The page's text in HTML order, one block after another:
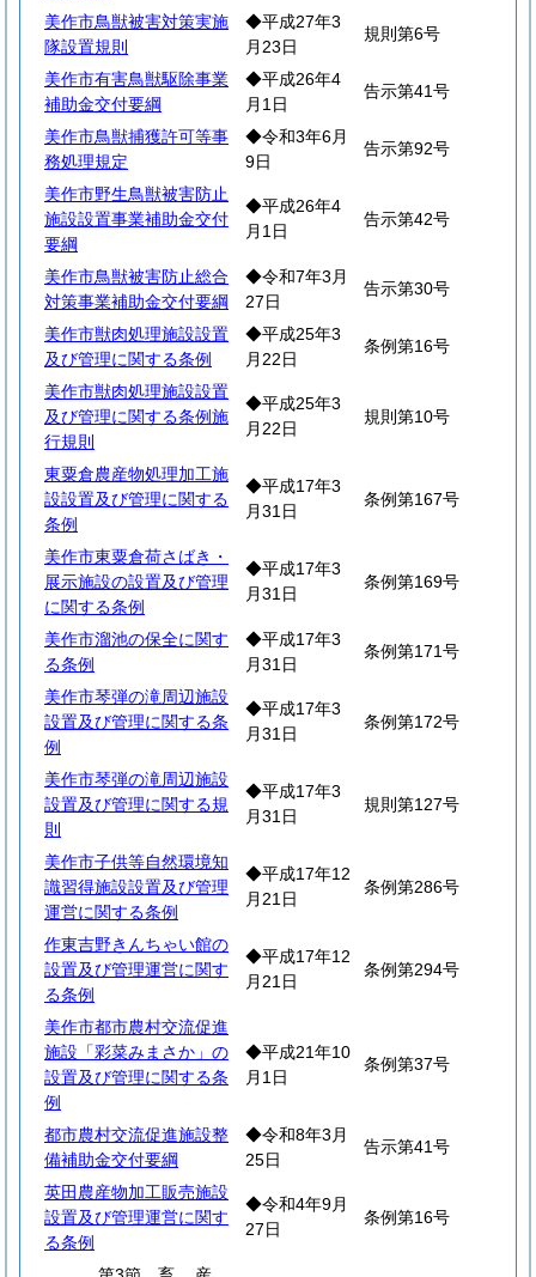
美作市鳥獣被害対策実施
隊設置規則
◆平成27年3
月23日
規則第6号
美作市有害鳥獣駆除事業
補助金交付要綱
◆平成26年4
月1日
告示第41号
美作市鳥獣捕獲許可等事
務処理規定
◆令和3年6月
9日
告示第92号
美作市野生鳥獣被害防止
施設設置事業補助金交付
要綱
◆平成26年4
月1日
告示第42号
美作市鳥獣被害防止総合
対策事業補助金交付要綱
◆令和7年3月
27日
告示第30号
美作市獣肉処理施設設置
及び管理に関する条例
◆平成25年3
月22日
条例第16号
美作市獣肉処理施設設置
及び管理に関する条例施
行規則
◆平成25年3
月22日
規則第10号
東粟倉農産物処理加工施
設設置及び管理に関する
条例
◆平成17年3
月31日
条例第167号
美作市東粟倉荷さばき・
展示施設の設置及び管理
に関する条例
◆平成17年3
月31日
条例第169号
美作市溜池の保全に関す
る条例
◆平成17年3
月31日
条例第171号
美作市琴弾の滝周辺施設
設置及び管理に関する条
例
◆平成17年3
月31日
条例第172号
美作市琴弾の滝周辺施設
設置及び管理に関する規
則
◆平成17年3
月31日
規則第127号
美作市子供等自然環境知
識習得施設設置及び管理
運営に関する条例
◆平成17年12
月21日
条例第286号
作東吉野きんちゃい館の
設置及び管理運営に関す
る条例
◆平成17年12
月21日
条例第294号
美作市都市農村交流促進
施設「彩菜みまさか」の
設置及び管理に関する条
例
◆平成21年10
月1日
条例第37号
都市農村交流促進施設整
備補助金交付要綱
◆令和8年3月
25日
告示第41号
英田農産物加工販売施設
設置及び管理運営に関す
る条例
◆令和4年9月
27日
条例第16号